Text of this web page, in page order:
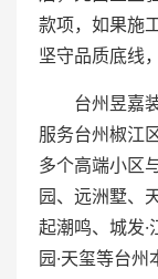
款项，如果施
坚守品质底线
台州昱嘉
服务台州椒江
多个高端小区
园、远洲墅、
起潮鸣、城发·
园·天玺等台州